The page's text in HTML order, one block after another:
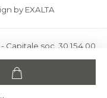
by EXALTA
Capitale soc. 30.154,00
loc. Anselmo